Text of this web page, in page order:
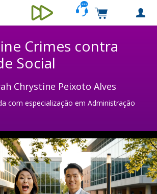
Unieducar
Carrinho de
Crimes contra
Social
Chrystine Peixoto Alves
com especialização em Administração